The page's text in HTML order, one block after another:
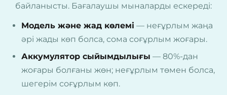
байланысты. Бағалаушы мыналарды ескереді:
Модель және жад көлемі — неғұрлым жаңа
әрі жады көп болса, сома соғұрлым жоғары.
Аккумулятор сыйымдылығы — 80%-дан
жоғары болғаны жөн; неғұрлым төмен болса,
шегерім соғұрлым көп.